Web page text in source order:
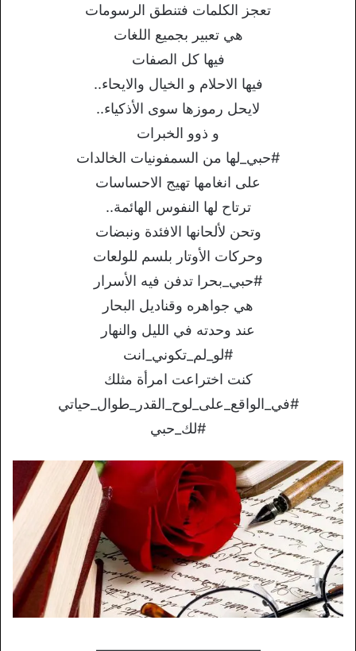
تعجز الكلمات فتنطق الرسومات
هي تعبير بجميع اللغات
فيها كل الصفات
فيها الاحلام و الخيال والايحاء..
لايحل رموزها سوى الأذكياء..
و ذوو الخبرات
#حبي_لها من السمفونيات الخالدات
على انغامها تهيج الاحساسات
ترتاح لها النفوس الهائمة..
وتحن لألحانها الافئدة ونبضات
وحركات الأوتار بلسم للولعات
#حبي_بحرا تدفن فيه الأسرار
هي جواهره وقناديل البحار
عند وحدته في الليل والنهار
#لو_لم_تكوني_انت
كنت اختراعت امرأة مثلك
#في_الواقع_على_لوح_القدر_طوال_حياتي
#لك_حبي